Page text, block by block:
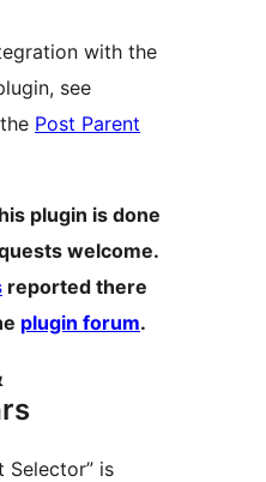
with the
see
Post Parent
plugin is done
welcome.
reported there
plugin forum.
Selector” is